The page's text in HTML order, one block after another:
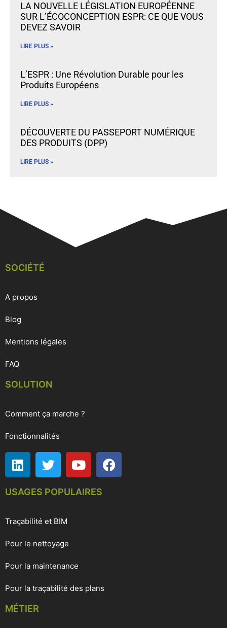
LA NOUVELLE LÉGISLATION EUROPÉENNE
SUR L’ÉCOCONCEPTION ESPR: CE QUE VOUS
DEVEZ SAVOIR
LIRE PLUS »
L’ESPR : Une Révolution Durable pour les
Produits Européens
LIRE PLUS »
DÉCOUVERTE DU PASSEPORT NUMÉRIQUE
DES PRODUITS (DPP)
LIRE PLUS »
SOCIÉTÉ
A propos
Blog
Mentions légales
FAQ
SOLUTION
Comment ça marche ?
Fonctionnalités
USAGES POPULAIRES
Traçabilité et BIM
Pour le nettoyage
Pour la maintenance
Pour la traçabilité des plans
MÉTIER